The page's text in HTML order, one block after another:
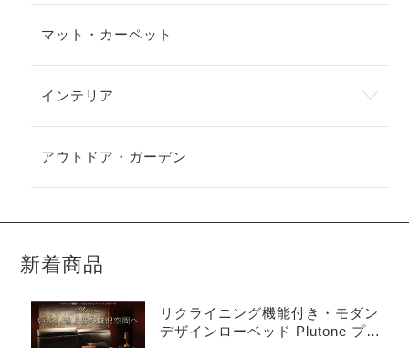
マット・カーペット
インテリア
アウトドア・ガーデン
新着商品
リクライニング機能付き・モダン
デザインローベッド Plutone プル